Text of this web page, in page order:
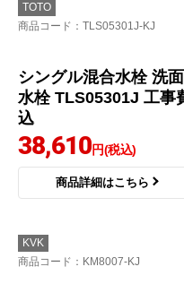
TOTO
商品コード ：TLS05301J-KJ
シングル混合水栓 洗面
水栓 TLS05301J 工事費
込